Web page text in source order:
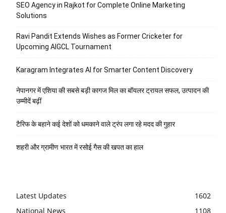
SEO Agency in Rajkot for Complete Online Marketing
Solutions
Ravi Pandit Extends Wishes as Former Cricketer for
Upcoming AIGCL Tournament
Karagram Integrates AI for Smarter Content Discovery
नेपानगर में एशिया की सबसे बड़ी कागज मिल का बॉयलर ट्रायल सफल, उत्पादन की
उम्मीदें बढ़ीं
टैरिफ के बहाने कई देशों को धमकाने वाले ट्रंप लगा रहे मदद की गुहार
शहरी और ग्रामीण भारत में रसोई गैस की खपत का हाल
Latest Updates
1602
National News
1108